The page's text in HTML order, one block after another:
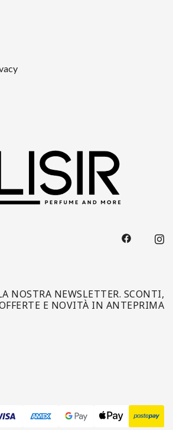
NOSTRA NEWSLETTER. SCONTI,
E NOVITÀ IN ANTEPRIMA